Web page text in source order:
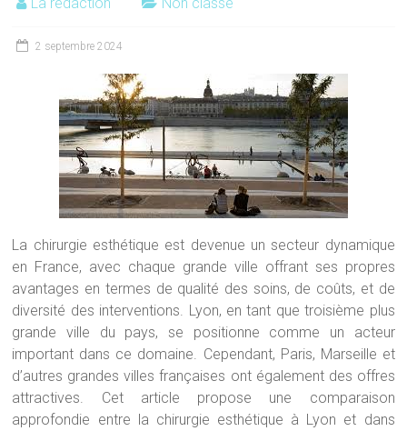
2 septembre 2024
La chirurgie esthétique est devenue un secteur dynamique
en France, avec chaque grande ville offrant ses propres
avantages en termes de qualité des soins, de coûts, et de
diversité des interventions. Lyon, en tant que troisième plus
grande ville du pays, se positionne comme un acteur
important dans ce domaine. Cependant, Paris, Marseille et
d’autres grandes villes françaises ont également des offres
attractives. Cet article propose une comparaison
approfondie entre la chirurgie esthétique à Lyon et dans